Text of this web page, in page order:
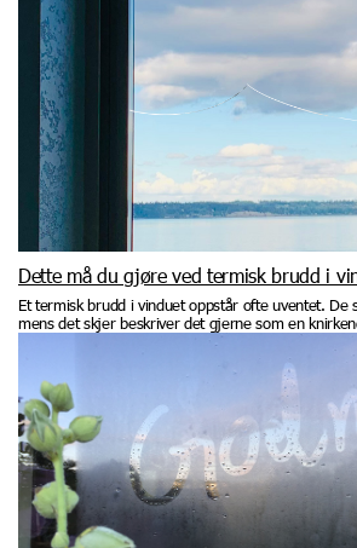
Dette må du gjøre ved termisk brudd i
Et termisk brudd i vinduet oppstår ofte uventet. De
mens det skjer beskriver det gjerne som en